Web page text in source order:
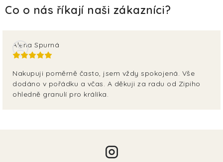
Alena Spurná
Nakupuji poměrně často, jsem vždy spokojená. Vše
dodáno v pořádku a včas. A děkuji za radu od Zipiho
ohledně granulí pro králíka.